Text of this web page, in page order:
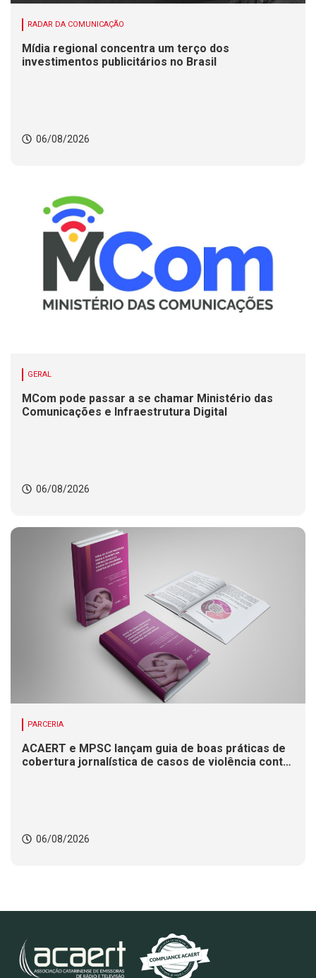
RADAR DA COMUNICAÇÃO
Mídia regional concentra um terço dos
investimentos publicitários no Brasil
06/08/2026
GERAL
MCom pode passar a se chamar Ministério das
Comunicações e Infraestrutura Digital
06/08/2026
PARCERIA
ACAERT e MPSC lançam guia de boas práticas de
cobertura jornalística de casos de violência contra
06/08/2026